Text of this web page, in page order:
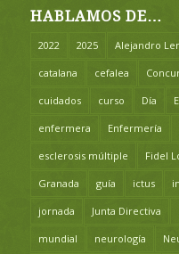
HABLAMOS DE…
2022 2025 Alejandro
catalana cefalea
cuidados curso Día
enfermera Enfermería
esclerosis múltiple Fidel
Granada guía ictus
jornada Junta Directiva
mundial neurología